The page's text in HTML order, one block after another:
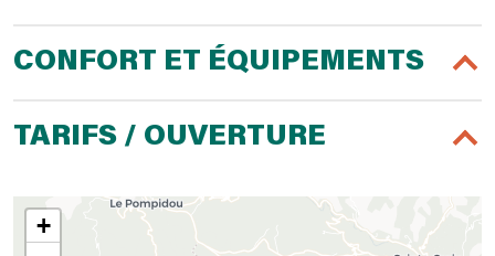
CONFORT ET ÉQUIPEMENTS
TARIFS / OUVERTURE
+